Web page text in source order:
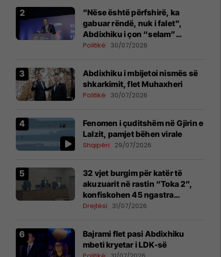
"Nëse është përfshirë, ka
gabuar rëndë, nuk i falet",
Abdixhiku i çon “selam”
Përparim Ramës
Politikë 30/07/2026
Abdixhiku i mbijetoi nismës së
shkarkimit, flet Muhaxheri
Politikë 30/07/2026
Fenomen i çuditshëm në Gjirin e
Lalzit, pamjet bëhen virale
Shqipëri 29/07/2026
32 vjet burgim për katër të
akuzuarit në rastin “Toka 2”,
konfiskohen 45 ngastra
kadastrale
Drejtësi 31/07/2026
Bajrami flet pasi Abdixhiku
mbeti kryetar i LDK-së